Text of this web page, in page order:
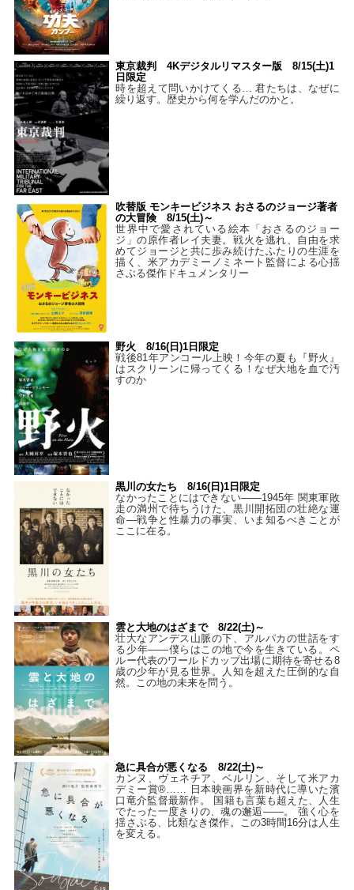
東京裁判 4Kデジタルリマスター版 8/15(土)1
日限定
時を超えて問いかけてくる… 君たちは、なぜに
繰り返す。歴史から何を学んだのかと。
吹替版 モンキービジネス おさるのジョージ著者
の大冒険 8/15(土)～
世界中で愛されている絵本「おさるのジョー
ジ」の原作者レイ夫妻。戦火を逃れ、自由を求
めてジョージと共に歩み続けたふたりの生涯を
描く、米アカデミーノミネート監督による心揺
さぶる傑作ドキュメンタリー
野火 8/16(日)1日限定
戦後81年アンコール上映！今年の夏も『野火』
はスクリーンに帰ってくる！なぜ大地を血で汚
すのか
黒川の女たち 8/16(日)1日限定
なかったことにはできない——1945年 関東軍敗
走の満州で待ちうけた、黒川開拓団の壮絶な運
命―戦争と性暴力の事実、いま知るべきことが
ここに在る。
雲と大地のはざまで 8/22(土)～
壮大なアンデス山脈の下、アルパカの世話をす
る少年――僕らはこの地で今を生きている。ペ
ルー代表のワールドカップ出場に期待を寄せる8
歳の少年が見る世界。人知を超えた圧倒的な自
然。この地の未来を問う。
急に具合が悪くなる 8/22(土)～
カンヌ、ヴェネチア、ベルリン、そして米アカ
デミー賞®…… 日本映画界を新時代に導いた濱
口竜介監督最新作。 国籍も言葉も超えた、人生
でたった一度きりの、魂の邂逅――。 強く心を
揺さぶる、比類なき傑作。この3時間16分は人生
を変える。